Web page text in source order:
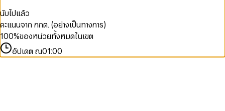
นับไปแล้ว
คะแนนจาก กกต. (อย่างเป็นทางการ)
100%ของหน่วยทั้งหมดในเขต
อัปเดต ณ01:00